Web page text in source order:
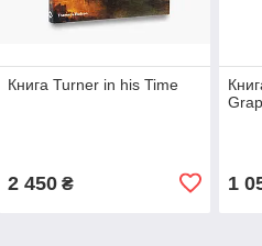
Книга Turner in his Time
2 450₴ 1